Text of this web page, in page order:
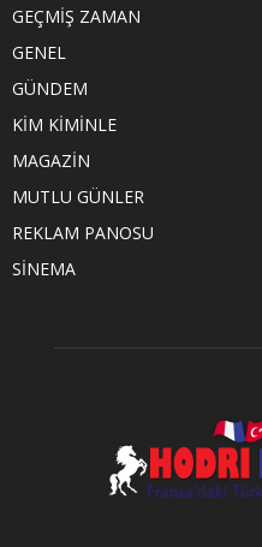
GEÇMİŞ ZAMAN
GENEL
GÜNDEM
KİM KİMİNLE
MAGAZİN
MUTLU GÜNLER
REKLAM PANOSU
SİNEMA